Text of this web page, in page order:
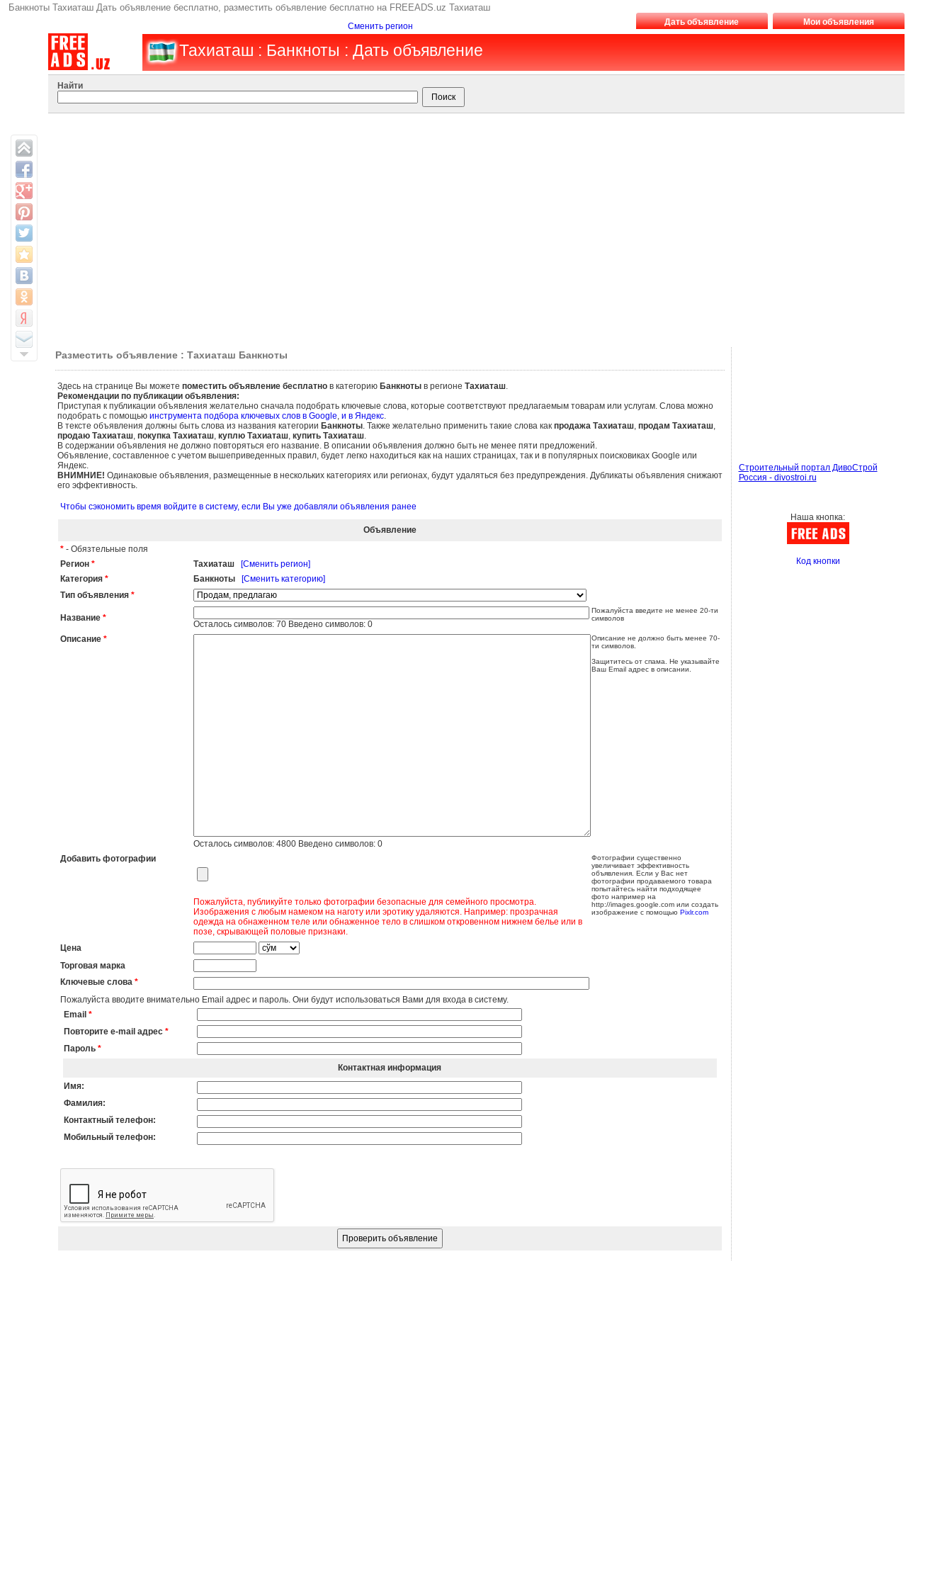
Банкноты Тахиаташ Дать объявление бесплатно, разместить объявление бесплатно на FREEADS.uz Тахиаташ
Сменить регион Дать объявление Мои объявления
Тахиаташ : Банкноты : Дать объявление
Найти
Разместить объявление : Тахиаташ Банкноты
Здесь на странице Вы можете поместить объявление бесплатнов категорию Банкнотыв регионе Тахиаташ.
Рекомендации по публикации объявления:
Приступая к публикации объявления желательно сначала подобрать ключевые слова, которые соответствуют предлагаемым товарам или услугам. Слова можно
подобрать с помощью инструмента подбора ключевых слов в Google, и в Яндекс.
В тексте объявления должны быть слова из названия категории Банкноты. Также желательно применить такие слова как продажа Тахиаташ, продам Тахиаташ,
продаю Тахиаташ, покупка Тахиаташ, куплю Тахиаташ, купить Тахиаташ.
В содержании объявления не должно повторяться его название. В описании объявления должно быть не менее пяти предложений.
Объявление, составленное с учетом вышеприведенных правил, будет легко находиться как на наших страницах, так и в популярных поисковиках Google или
Яндекс.
ВНИМНИЕ! Одинаковые объявления, размещенные в нескольких категориях или регионах, будут удаляться без предупреждения. Дубликаты объявления снижают
его эффективность.
Чтобы сэкономить время войдите в систему, если Вы уже добавляли объявления ранее
Объявление
*- Обязтельные поля
Регион * Тахиаташ
[Сменить регион]
Категория * Банкноты
[Сменить категорию]
Тип объявления *
Название *
Осталось символов: 70Введено символов: 0
Пожалуйста введите не менее 20-ти
символов
Описание *
Осталось символов: 4800Введено символов: 0
Описание не должно быть менее 70-
ти символов.
Защититесь от спама. Не указывайте
Ваш Email адрес в описании.
Добавить фотографии
Пожалуйста, публикуйте только фотографии безопасные для семейного просмотра.
Изображения с любым намеком на наготу или эротику удаляются. Например: прозрачная
одежда на обнаженном теле или обнаженное тело в слишком откровенном нижнем белье или в
позе, скрывающей половые признаки.
Фотографии существенно
увеличивает эффективность
объявления. Если у Вас нет
фотографии продаваемого товара
попытайтесь найти подходящее
фото например на
http://images.google.com или создать
изображение с помощью Pixlr.com
Цена
Торговая марка
Ключевые слова *
Пожалуйста вводите внимательно Email адрес и пароль. Они будут использоваться Вами для входа в систему.
Email *
Повторите e-mail адрес *
Пароль *
Контактная информация
Имя:
Фамилия:
Контактный телефон:
Мобильный телефон:
Строительный портал ДивоСтрой
Россия - divostroi.ru
Наша кнопка:
Код кнопки